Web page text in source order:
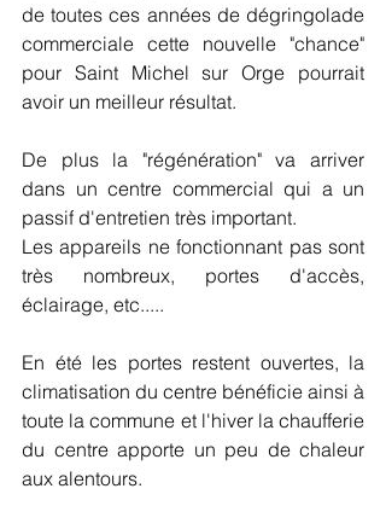
de toutes ces années de dégringolade
commerciale cette nouvelle "chance"
pour Saint Michel sur Orge pourrait
avoir un meilleur résultat.
De plus la "régénération" va arriver
dans un centre commercial qui a un
passif d'entretien très important.
Les appareils ne fonctionnant pas sont
très nombreux, portes d'accès,
éclairage, etc.....
En été les portes restent ouvertes, la
climatisation du centre bénéficie ainsi à
toute la commune et l'hiver la chaufferie
du centre apporte un peu de chaleur
aux alentours.